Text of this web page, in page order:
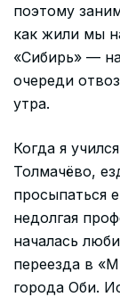
поэтому
как жили мы
«Сибирь» —
очереди
утра.
Когда я
Толмачёво,
просыпаться
недолгая
началась
переезда в
города Оби.